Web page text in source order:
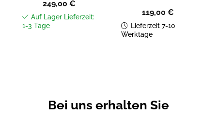
249,00 €
Auf Lager Lieferzeit:
1-3 Tage
119,00 €
Lieferzeit 7-10
Werktage
Bei uns erhalten Sie